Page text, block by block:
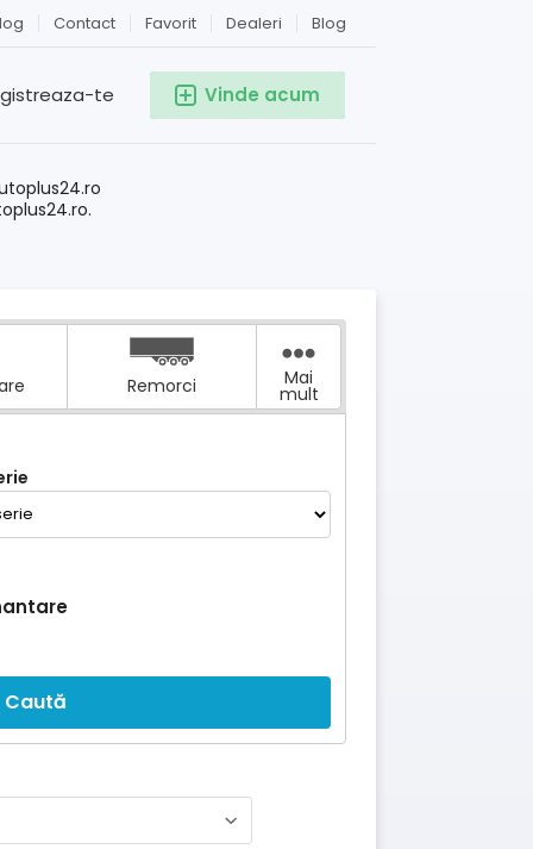
Blog
Dealeri
Favorit
Contact
Vinde acum
te
Remorci Mai
mult
Caută